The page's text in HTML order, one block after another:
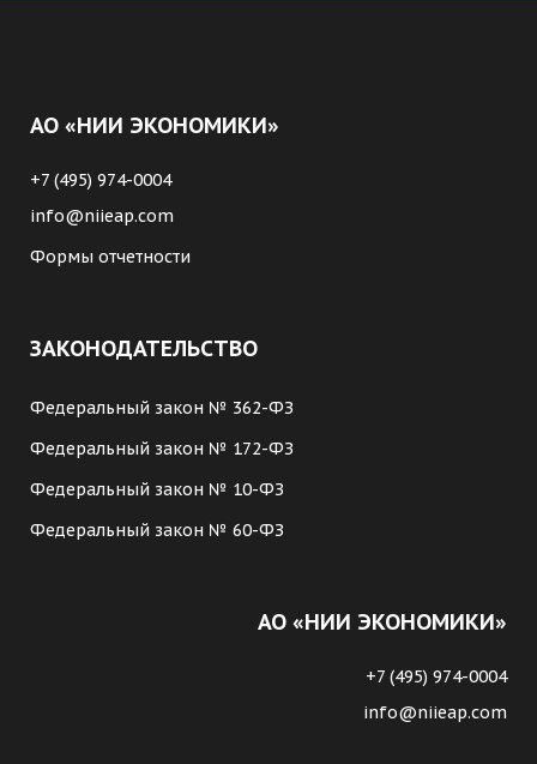
АО «НИИ ЭКОНОМИКИ»
+7 (495) 974-0004
info@niieap.com
Формы отчетности
ЗАКОНОДАТЕЛЬСТВО
Федеральный закон № 362-ФЗ
Федеральный закон № 172-ФЗ
Федеральный закон № 10-ФЗ
Федеральный закон № 60-ФЗ
АО «НИИ ЭКОНОМИКИ»
+7 (495) 974-0004
info@niieap.com